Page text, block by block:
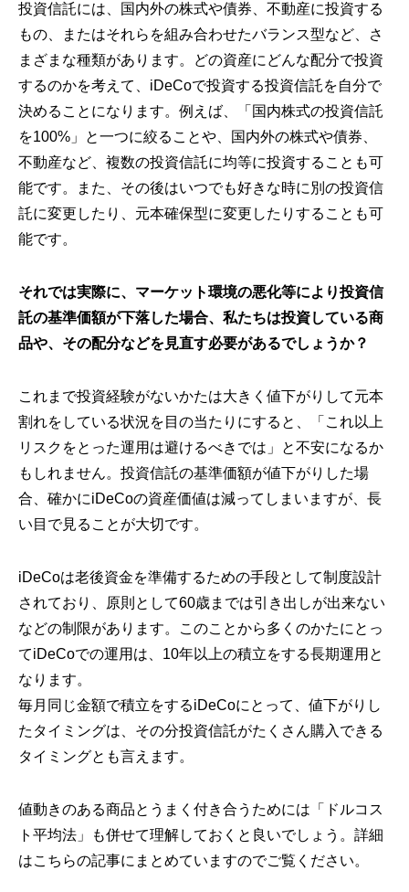
投資信託には、国内外の株式や債券、不動産に投資する
もの、またはそれらを組み合わせたバランス型など、さ
まざまな種類があります。どの資産にどんな配分で投資
するのかを考えて、iDeCoで投資する投資信託を自分で
決めることになります。例えば、「国内株式の投資信託
を100%」と一つに絞ることや、国内外の株式や債券、
不動産など、複数の投資信託に均等に投資することも可
能です。また、その後はいつでも好きな時に別の投資信
託に変更したり、元本確保型に変更したりすることも可
能です。
それでは実際に、マーケット環境の悪化等により投資信
託の基準価額が下落した場合、私たちは投資している商
品や、その配分などを見直す必要があるでしょうか？
これまで投資経験がないかたは大きく値下がりして元本
割れをしている状況を目の当たりにすると、「これ以上
リスクをとった運用は避けるべきでは」と不安になるか
もしれません。投資信託の基準価額が値下がりした場
合、確かにiDeCoの資産価値は減ってしまいますが、長
い目で見ることが大切です。
iDeCoは老後資金を準備するための手段として制度設計
されており、原則として60歳までは引き出しが出来ない
などの制限があります。このことから多くのかたにとっ
てiDeCoでの運用は、10年以上の積立をする長期運用と
なります。
毎月同じ金額で積立をするiDeCoにとって、値下がりし
たタイミングは、その分投資信託がたくさん購入できる
タイミングとも言えます。
値動きのある商品とうまく付き合うためには「ドルコス
ト平均法」も併せて理解しておくと良いでしょう。詳細
はこちらの記事にまとめていますのでご覧ください。